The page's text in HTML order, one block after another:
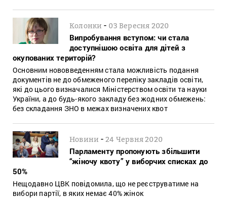
Колонки - 03 Вересня 2020
Випробування вступом: чи стала
доступнішою освіта для дітей з
окупованих територій?
Основним нововведенням стала можливість подання
документів не до обмеженого переліку закладів освіти,
які до цього визначалися Міністерством освіти та науки
України, а до будь-якого закладу без жодних обмежень:
без складання ЗНО в межах визначених квот
Новини -24 Червня 2020
Парламенту пропонують збільшити
“жіночу квоту” у виборчих списках до
50%
Нещодавно ЦВК повідомила, що не реєструватиме на
вибори партії, в яких немає 40% жінок